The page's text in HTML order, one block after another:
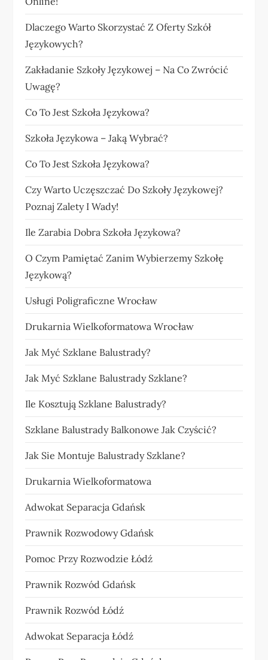
Dlaczego Warto Skorzystać Z Oferty Szkół
Językowych?
Zakładanie Szkoły Językowej – Na Co Zwrócić
Uwagę?
Co To Jest Szkoła Językowa?
Szkoła Językowa – Jaką Wybrać?
Co To Jest Szkoła Językowa?
Czy Warto Uczęszczać Do Szkoły Językowej?
Poznaj Zalety I Wady!
Ile Zarabia Dobra Szkoła Językowa?
O Czym Pamiętać Zanim Wybierzemy Szkołę
Językową?
Usługi Poligraficzne Wrocław
Drukarnia Wielkoformatowa Wrocław
Jak Myć Szklane Balustrady?
Jak Myć Szklane Balustrady Szklane?
Ile Kosztują Szklane Balustrady?
Szklane Balustrady Balkonowe Jak Czyścić?
Jak Sie Montuje Balustrady Szklane?
Drukarnia Wielkoformatowa
Adwokat Separacja Gdańsk
Prawnik Rozwodowy Gdańsk
Pomoc Przy Rozwodzie Łódź
Prawnik Rozwód Gdańsk
Prawnik Rozwód Łódź
Adwokat Separacja Łódź